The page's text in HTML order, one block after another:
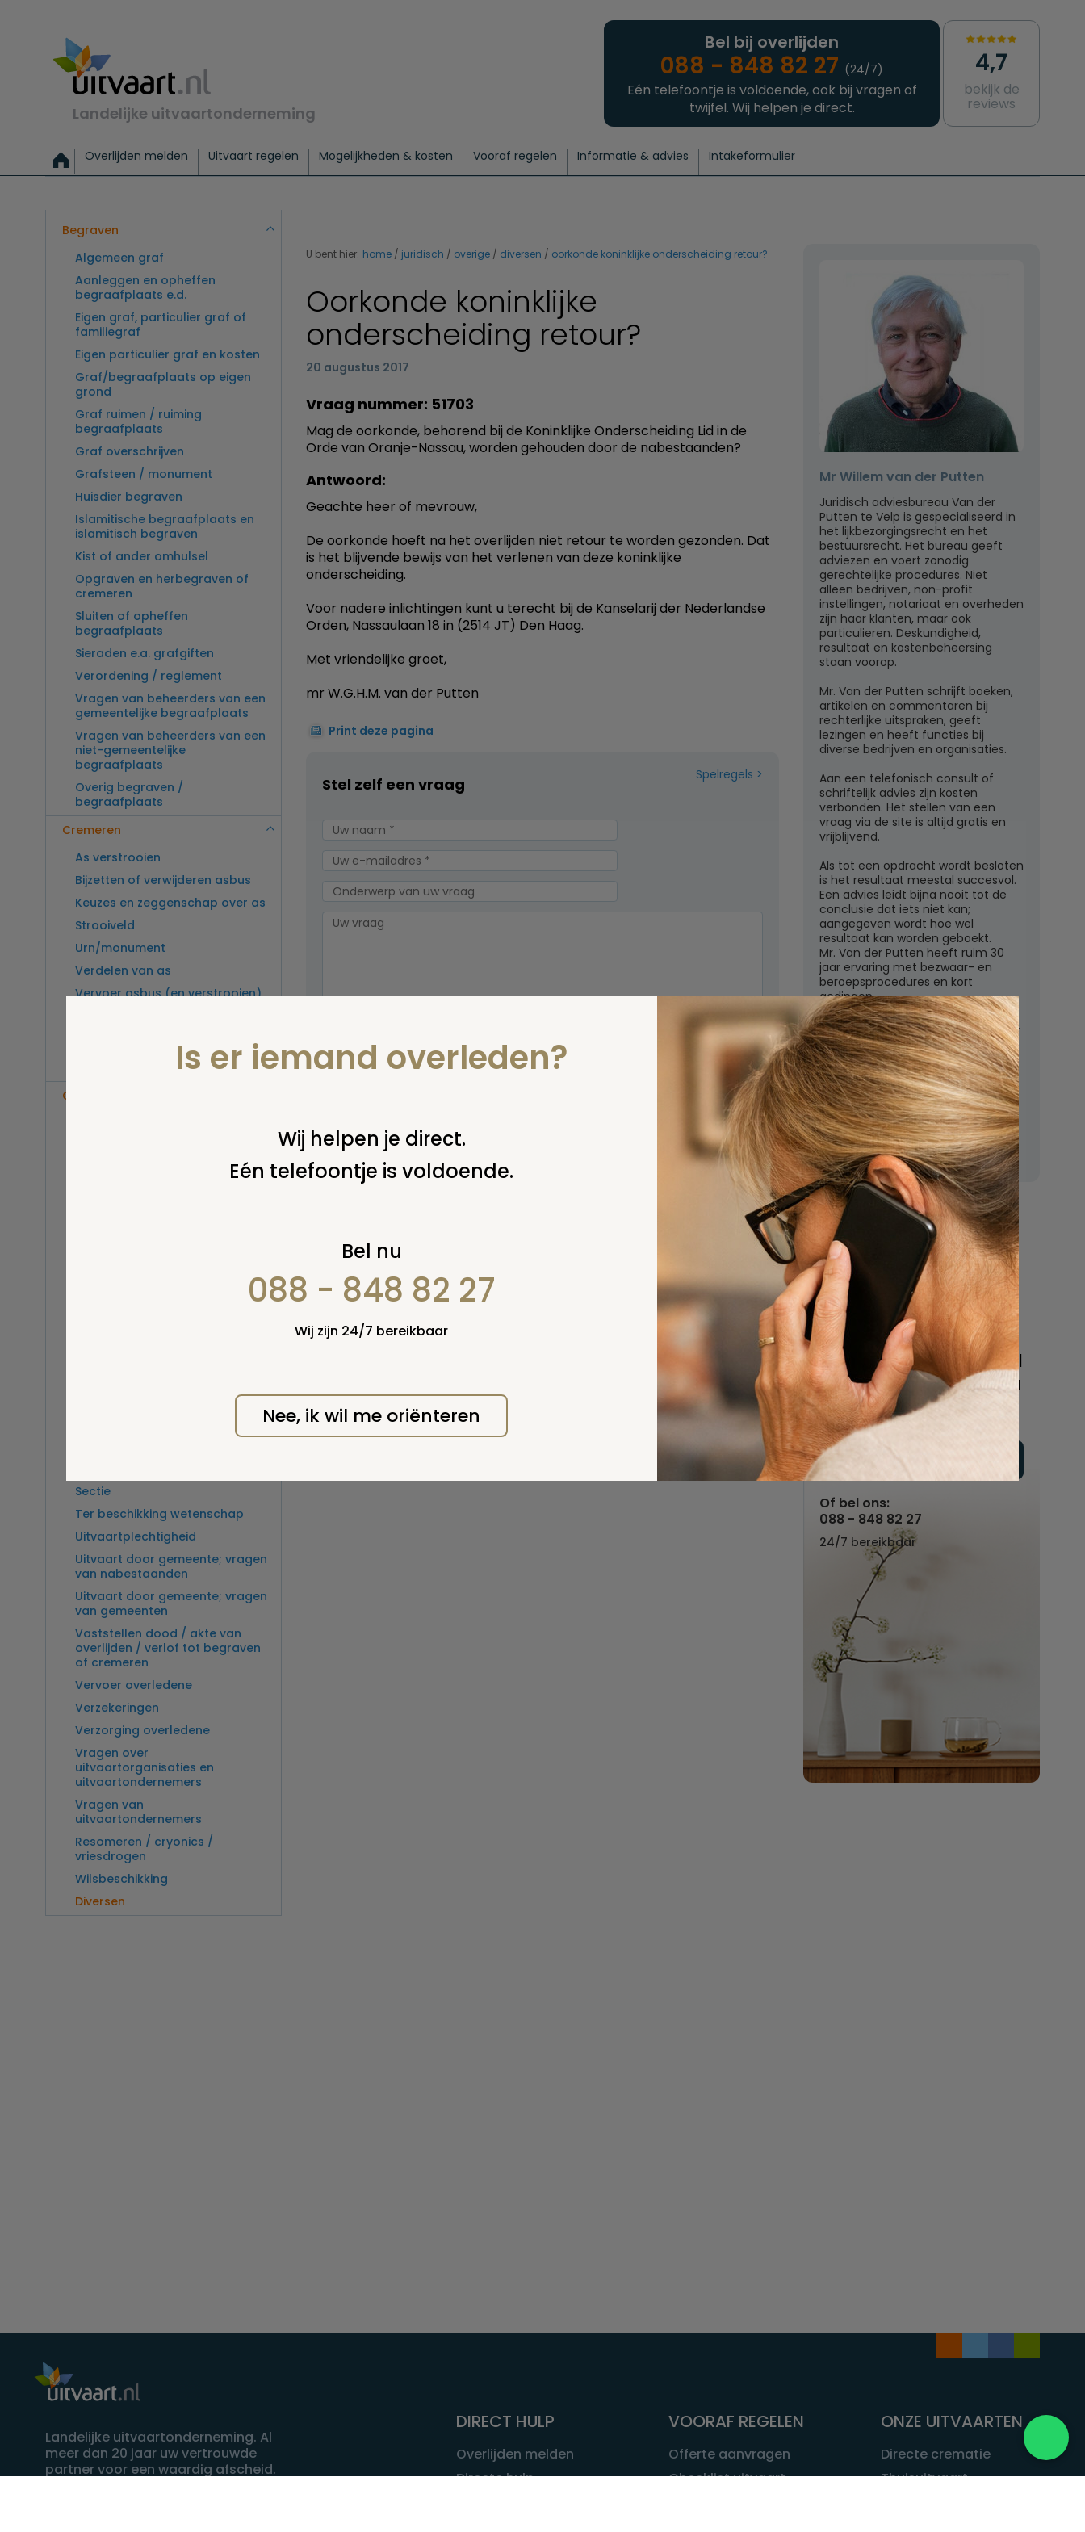
Landelijke uitvaartonderneming
Bel bij overlijden
088 - 848 82 27 (24/7)
Eén telefoontje is voldoende, ook bij vragen of
twijfel. Wij helpen je direct.
4,7
bekijk de
reviews
Overlijden melden Uitvaart regelen Mogelijkheden & kosten
Exclusieve uitvaart Begrafenis Basis
Vooraf regelen Informatie & advies Intakeformulier
Begraven
Algemeen graf
Aanleggen en opheffen
begraafplaats e.d.
Eigen graf, particulier graf of
familiegraf
Eigen particulier graf en kosten
Graf/begraafplaats op eigen
grond
Graf ruimen / ruiming
begraafplaats
Graf overschrijven
Grafsteen / monument
Huisdier begraven
Islamitische begraafplaats en
islamitisch begraven
Kist of ander omhulsel
Opgraven en herbegraven of
cremeren
Sluiten of opheffen
begraafplaats
Sieraden e.a. grafgiften
Verordening / reglement
Vragen van beheerders van een
gemeentelijke begraafplaats
Vragen van beheerders van een
niet-gemeentelijke
begraafplaats
Overig begraven /
begraafplaats
Cremeren
As verstrooien
Bijzetten of verwijderen asbus
Keuzes en zeggenschap over as
Strooiveld
Urn/monument
Verdelen van as
Vervoer asbus (en verstrooien)
Overige
Sectie
Ter beschikking wetenschap
Uitvaartplechtigheid
Uitvaart door gemeente; vragen
van nabestaanden
Uitvaart door gemeente; vragen
van gemeenten
Vaststellen dood / akte van
overlijden / verlof tot begraven
of cremeren
Vervoer overledene
Verzekeringen
Verzorging overledene
Vragen over
uitvaartorganisaties en
uitvaartondernemers
Vragen van
uitvaartondernemers
Resomeren / cryonics /
vriesdrogen
Wilsbeschikking
Diversen
U bent hier: home juridisch overige diversen oorkonde koninklijke onderscheiding retour?
Oorkonde koninklijke
onderscheiding retour?
20 augustus 2017
Vraag nummer: 51703
Mag de oorkonde, behorend bij de Koninklijke Onderscheiding Lid in de
Orde van Oranje-Nassau, worden gehouden door de nabestaanden?
Antwoord:
Geachte heer of mevrouw,
De oorkonde hoeft na het overlijden niet retour te worden gezonden. Dat
is het blijvende bewijs van het verlenen van deze koninklijke
onderscheiding.
Voor nadere inlichtingen kunt u terecht bij de Kanselarij der Nederlandse
Orden, Nassaulaan 18 in (2514 JT) Den Haag.
Met vriendelijke groet,
mr W.G.H.M. van der Putten
Print deze pagina
Spelregels
Stel zelf een vraag
Verzenden
wordt niet gepubliceerd.
Mr Willem van der Putten
Juridisch adviesbureau Van der
Putten te Velp is gespecialiseerd in
het lijkbezorgingsrecht en het
bestuursrecht. Het bureau geeft
adviezen en voert zonodig
gerechtelijke procedures. Niet
alleen bedrijven, non-profit
instellingen, notariaat en overheden
zijn haar klanten, maar ook
particulieren. Deskundigheid,
resultaat en kostenbeheersing
staan voorop.
Mr. Van der Putten schrijft boeken,
artikelen en commentaren bij
rechterlijke uitspraken, geeft
lezingen en heeft functies bij
diverse bedrijven en organisaties.
Aan een telefonisch consult of
schriftelijk advies zijn kosten
verbonden. Het stellen van een
vraag via de site is altijd gratis en
vrijblijvend.
Als tot een opdracht wordt besloten
is het resultaat meestal succesvol.
Een advies leidt bijna nooit tot de
conclusie dat iets niet kan;
aangegeven wordt hoe wel
resultaat kan worden geboekt.
Mr. Van der Putten heeft ruim 30
jaar ervaring met bezwaar- en
beroepsprocedures en kort
gedingen.
Juridisch adviesbureau mr. W.G.H.M.
van der Putten c.s.
Zutphensestraatweg 7
6881 WN Velp (Gld)
E-mail:
mr.vanderputten@gmail.com
Nu
een uitvaart
regelen
Beschrijf uw wensen
online of bel ons geheel
vrijblijvend voor hulp na
een overlijden.
Vul hier uw wensen in
Of bel ons:
088 - 848 82 27
24/7 bereikbaar
Landelijke uitvaartonderneming. Al
meer dan 20 jaar uw vertrouwde
partner voor een waardig afscheid.
DIRECT HULP
Overlijden melden
Directe hulp
VOORAF REGELEN
Offerte aanvragen
Checklist uitvaart
ONZE UITVAARTEN
Directe crematie
Thuisuitvaart
Is er iemand overleden?
Wij helpen je direct.
Eén telefoontje is voldoende.
Bel nu
088 - 848 82 27
Wij zijn 24/7 bereikbaar
Nee, ik wil me oriënteren